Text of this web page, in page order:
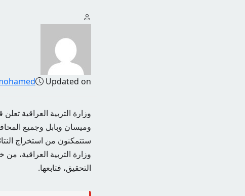
Updated on
وميسان وبابل وجميع
ستتمكنون من استخراج
وزارة التربية العراقية،
التحقيق، فتابعها.